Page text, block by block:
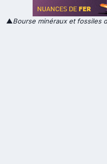
▲Bourse minéraux et fossiles